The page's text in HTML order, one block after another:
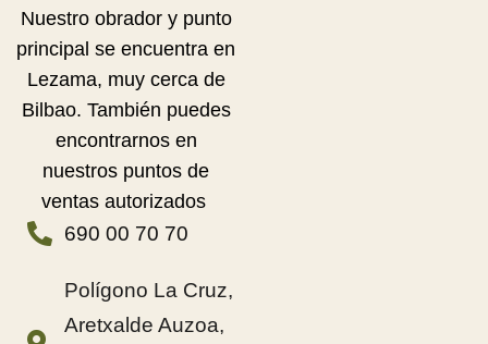
Nuestro obrador y punto
principal se encuentra en
Lezama, muy cerca de
Bilbao. También puedes
encontrarnos en
nuestros puntos de
ventas autorizados
690 00 70 70
Polígono La Cruz,
Aretxalde Auzoa,